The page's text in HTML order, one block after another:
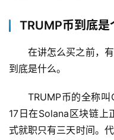
TRUMP币到底是
在讲怎么买之前，
到底是什么。
TRUMP币的全称叫
17日在Solana区块链上
式就职只有三天时间。